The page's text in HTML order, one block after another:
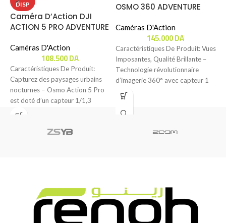
DISP
Caméra D’Action DJI
ACTION 5 PRO ADVENTURE
Caméras D'Action
108.500DA
Caractéristiques De Produit:
Capturez des paysages urbains
nocturnes – Osmo Action 5 Pro
est doté d’un capteur 1/1,3
pouce inédit
OSMO 360 ADVENTURE
Caméras D'Action
145.000DA
Caractéristiques De Produit: Vues
Imposantes, Qualité Brillante –
Technologie révolutionnaire
d’imagerie 360° avec capteur 1
pouce [1], offrant une excellente